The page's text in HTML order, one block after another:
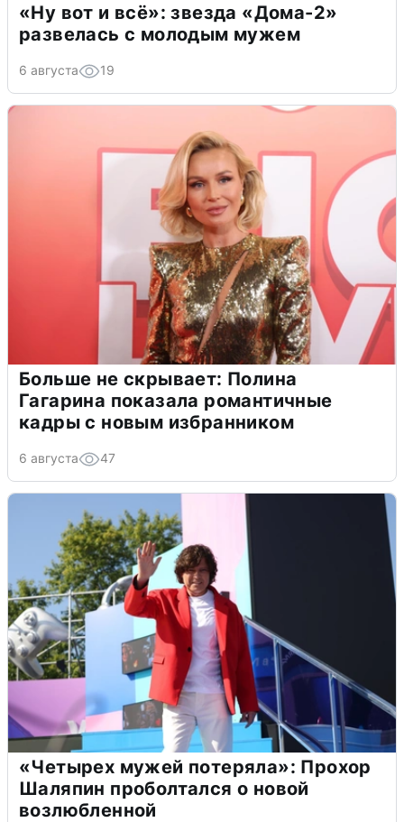
«Ну вот и всё»: звезда «Дома-2»
развелась с молодым мужем
6 августа 19
Больше не скрывает: Полина
Гагарина показала романтичные
кадры с новым избранником
6 августа 47
«Четырех мужей потеряла»: Прохор
Шаляпин проболтался о новой
возлюбленной